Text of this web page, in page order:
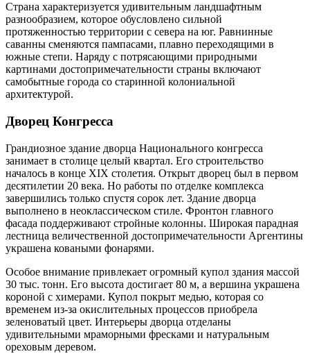
Страна характеризуется удивительным ландшафтным
разнообразием, которое обусловлено сильной
протяженностью территории с севера на юг. Равнинные
саванны сменяются пампасами, плавно переходящими в
южные степи. Наряду с потрясающими природными
картинами достопримечательности страны включают
самобытные города со старинной колониальной
архитектурой.
Дворец Конгресса
Грандиозное здание дворца Национального конгресса
занимает в столице целый квартал. Его строительство
началось в конце XIX столетия. Открыт дворец был в первом
десятилетии 20 века. Но работы по отделке комплекса
завершились только спустя сорок лет. Здание дворца
выполнено в неоклассическом стиле. Фронтон главного
фасада поддерживают стройные колонны. Широкая парадная
лестница величественной достопримечательности Аргентины
украшена коваными фонарями.
Особое внимание привлекает огромный купол здания массой
30 тыс. тонн. Его высота достигает 80 м, а вершина украшена
короной с химерами. Купол покрыт медью, которая со
временем из-за окислительных процессов приобрела
зеленоватый цвет. Интерьеры дворца отделаны
удивительными мраморными фресками и натуральным
ореховым деревом.